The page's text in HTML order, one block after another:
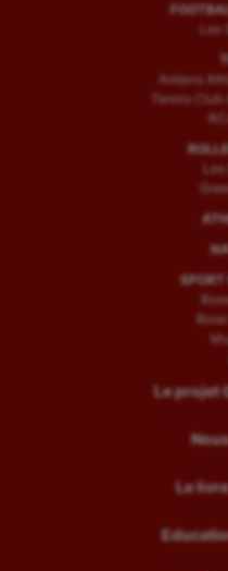
Amiens
Tennis
SPORT
Le projet
Le